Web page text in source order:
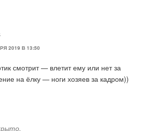
2019 В 13:50
смотрит — влетит ему или нет за
на ёлку — ноги хозяев за кадром))